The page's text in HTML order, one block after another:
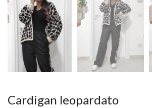
Cardigan leopardato